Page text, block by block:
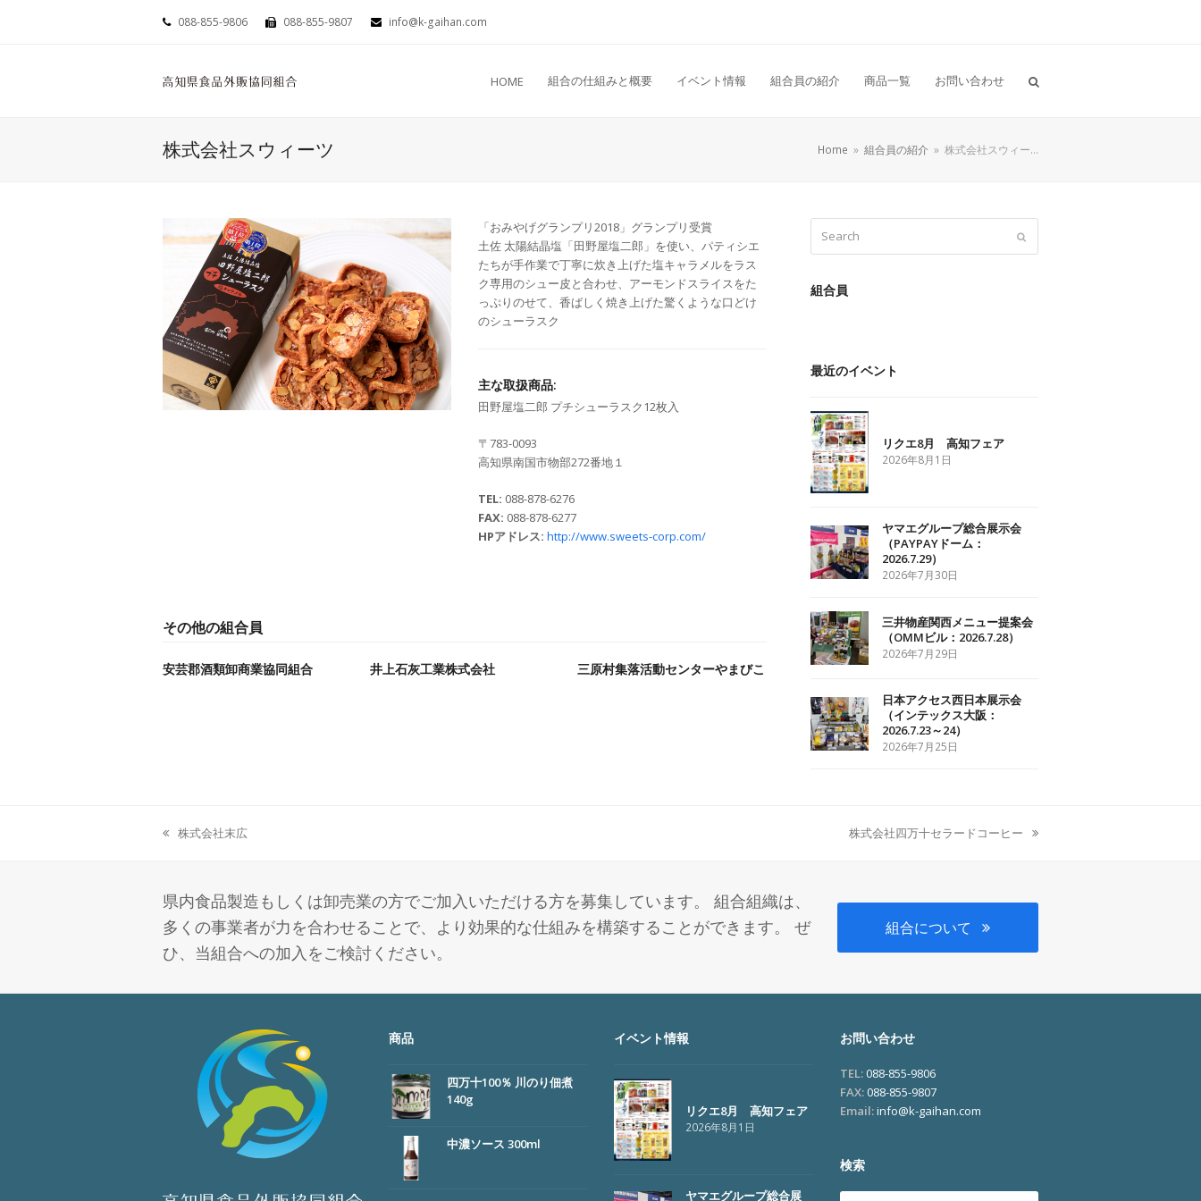
088-855-9806 088-855-9807 info@k-gaihan.com
HOME 組合の仕組みと概要 イベント情報 組合員の紹介 商品一覧 お問い合わせ
株式会社スウィーツ Home » 組合員の紹介 » 株式会社スウィー…
「おみやげグランプリ2018」グランプリ受賞
土佐 太陽結晶塩「田野屋塩二郎」を使い、パティシエ
たちが手作業で丁寧に炊き上げた塩キャラメルをラス
ク専用のシュー皮と合わせ、アーモンドスライスをた
っぷりのせて、香ばしく焼き上げた驚くような口どけ
のシューラスク
主な取扱商品:
田野屋塩二郎 プチシューラスク12枚入
〒783-0093
高知県南国市物部272番地１
TEL: 088-878-6276
FAX: 088-878-6277
HPアドレス: http://www.sweets-corp.com/
その他の組合員
安芸郡酒類卸商業協同組合 井上石灰工業株式会社 三原村集落活動センターやまびこ
組合員
最近のイベント
リクエ8月 高知フェア
2026年8月1日
ヤマエグループ総合展示会
（PAYPAYドーム：
2026.7.29）
2026年7月30日
三井物産関西メニュー提案会
（OMMビル：2026.7.28）
2026年7月29日
日本アクセス西日本展示会
（インテックス大阪：
2026.7.23～24）
2026年7月25日
previous
株式会社末広
next
株式会社四万十セラードコーヒー
県内食品製造もしくは卸売業の方でご加入いただける方を募集しています。 組合組織は、
多くの事業者が力を合わせることで、より効果的な仕組みを構築することができます。 ぜ
ひ、当組合への加入をご検討ください。
組合について
商品
四万十100％ 川のり佃煮
140g
中濃ソース 300ml
イベント情報
リクエ8月 高知フェア
2026年8月1日
ヤマエグループ総合展
お問い合わせ
TEL:088-855-9806
FAX:088-855-9807
Email:info@k-gaihan.com
検索